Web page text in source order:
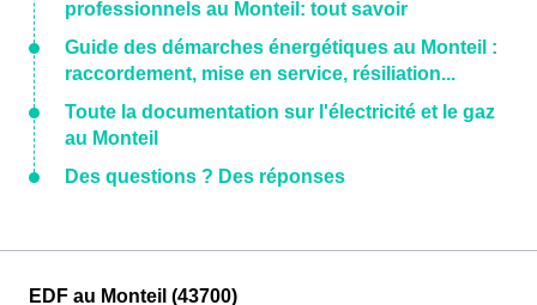
professionnels au Monteil: tout savoir
Guide des démarches énergétiques au Monteil :
raccordement, mise en service, résiliation...
Toute la documentation sur l'électricité et le gaz
au Monteil
Des questions ? Des réponses
EDF au Monteil (43700)